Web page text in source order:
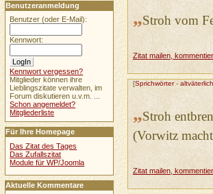
„Stroh vom
Zitat mailen,
[Sprichwörter-
„Stroh
(Vorwitz
Zitat mailen,
Benutzeranmeldung
Benutzer (oder E-Mail):
Kennwort:
Kennwort vergessen?
Mitglieder können ihre
Lieblingszitate verwalten, im
Forum diskutieren u.v.m. ...
Schon angemeldet?
Mitgliederliste
Für Ihre Homepage
Das Zitat des Tages
Das Zufallszitat
Module für WP/Joomla
Aktuelle Kommentare